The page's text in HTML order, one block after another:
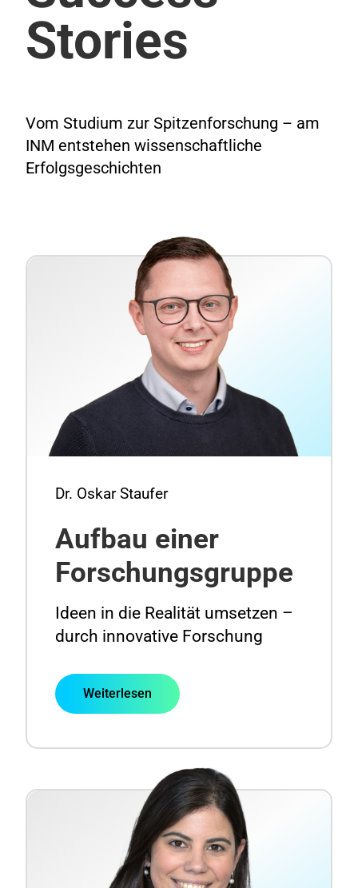
Stories
Vom Studium zur Spitzenforschung – am
INM entstehen wissenschaftliche
Erfolgsgeschichten
Dr. Oskar Staufer
Aufbau einer
Forschungsgruppe
Ideen in die Realität umsetzen –
durch innovative Forschung
Weiterlesen